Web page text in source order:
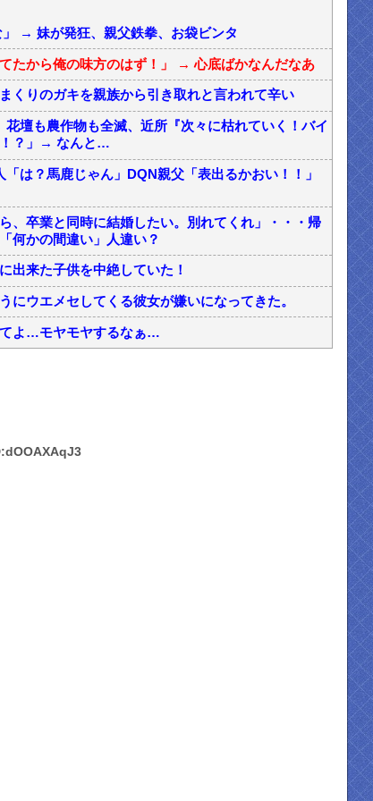
→ 妹が発狂、親父鉄拳、お袋ビンタ
たから俺の味方のはず！」 → 心底ばかなんだなあ
くりのガキを親族から引き取れと言われて辛い
壇も農作物も全滅、近所『次々に枯れていく！バイ
！？」→ なんと…
は？馬鹿じゃん」DQN親父「表出るかおい！！」
、卒業と同時に結婚したい。別れてくれ」・・・帰
何かの間違い」人違い？
出来た子供を中絶していた！
ウエメセしてくる彼女が嫌いになってきた。
てよ…モヤモヤするなぁ…